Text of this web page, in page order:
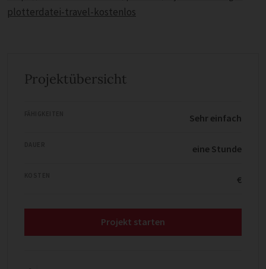
plotterdatei-travel-kostenlos
Projektübersicht
Sehr einfach
eine Stunde
€
Projekt starten